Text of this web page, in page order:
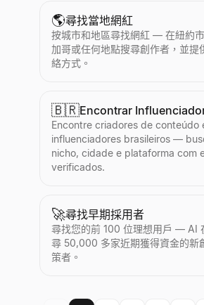
🌎尋找當地網紅
按城市和地區尋找網紅 — 在紐約
加哥或任何地點搜尋創作者，並提
絡方式。
🇧🇷Encontrar
Encontre criadores de conteúdo
influenciadores brasileiros —
nicho, cidade e plataforma com
verificados.
🚀尋找早期採用者
尋找您的前 100 位理想用戶 — AI
尋 50,000 多家近期獲得資金的新
策者。